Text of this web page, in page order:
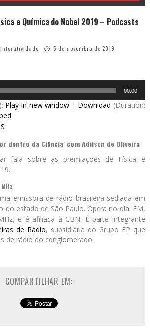
e Química do Nobel 2019 – Podcasts
5 de novembro de 2019
00:00
Play in new window | Download (Duration:
dentro da Ciência’ com Adilson de Oliveira
fala sobre as premiações de Física e
emissora de rádio brasileira sediada em
do estado de São Paulo. Opera no dial FM,
e é afiliada à CBN. É parte integrante
de Rádio, subsidiária do Grupo EP que
de rádio do conglomerado.
COMPARTILHAR EM: